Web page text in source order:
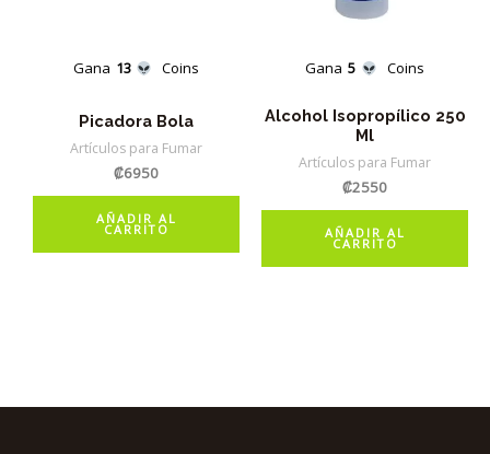
Gana 13 Coins
Picadora Bola
Artículos para Fumar
₡6950
AÑADIR AL
CARRITO
Gana 5 Coins
Alcohol Isopropílico 250
Ml
Artículos para Fumar
₡2550
AÑADIR AL
CARRITO